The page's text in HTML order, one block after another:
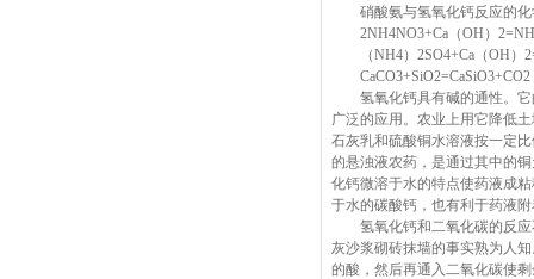
硝酸氨与氢氧化钙反应的化
2NH4NO3+Ca（OH）
（NH4）2SO4+Ca（OH）
CaCO3+SiO2=CaSiO3+CO2
氢氧化钙具有碱的通性。它
广泛的应用。农业上用它降低
石灰乳和硫酸铜水溶液按一定
的悬浊液农药，是通过其中的
化钙微溶于水的特点使药液成
于水的碳酸钙，也有利于药液
氢氧化钙和二氧化碳的反应
灰沙浆砌砖抹墙的事实熟为人
的酸，然后再通入二氧化碳使